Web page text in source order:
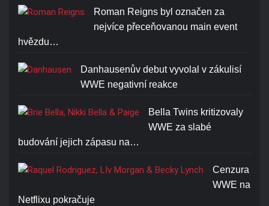
Roman Reigns byl označen za
nejvíce přeceňovanou main event
hvězdu…
Danhausenův debut vyvolal v zákulisí
WWE negativní reakce
Bella Twins kritizovaly
WWE za slabé
budování jejich zápasu na…
Cenzura
WWE na
Netflixu pokračuje